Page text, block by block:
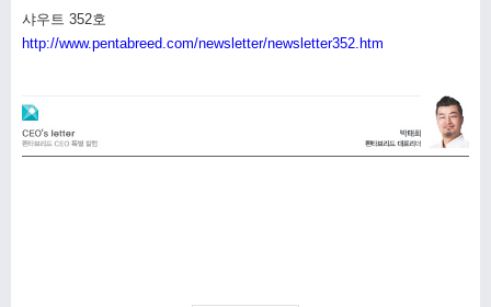
샤우트 352호
http://www.pentabreed.com/newsletter/newsletter352.htm